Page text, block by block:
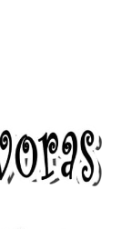
o soporte
natural, de
que,
contenedor,